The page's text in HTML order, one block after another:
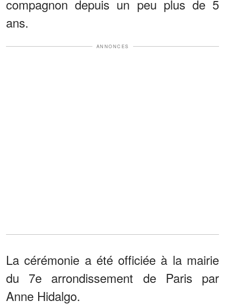
compagnon depuis un peu plus de 5
ans.
ANNONCES
La cérémonie a été officiée à la mairie
du 7e arrondissement de Paris par
Anne Hidalgo.